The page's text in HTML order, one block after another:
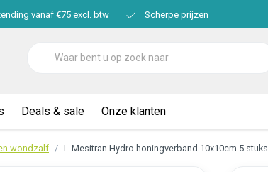
vanaf €75 excl. btw Scherpe prijzen
Deals & sale Onze klanten
wondzalf L-Mesitran Hydro honingverband 10x10cm 5 stuks